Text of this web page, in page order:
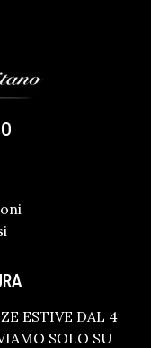
ESTIVE DAL 4
SOLO SU